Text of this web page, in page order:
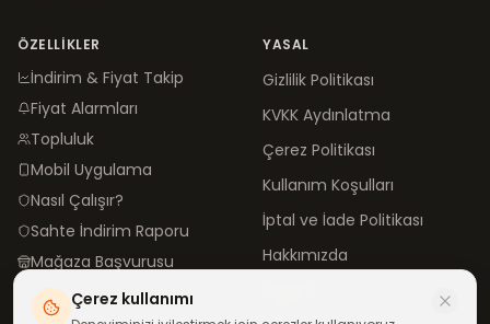
ÖZELLIKLER
İndirim & Fiyat Takip
Fiyat Alarmları
Topluluk
Mobil Uygulama
Nasıl Çalışır?
Sahte İndirim Raporu
Mağaza Başvurusu
YASAL
Gizlilik Politikası
KVKK Aydınlatma
Çerez Politikası
Kullanım Koşulları
İptal ve İade Politikası
Hakkımızda
Çerez kullanımı